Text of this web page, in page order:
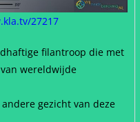
27217
filantroop die met
wereldwijde
gezicht van deze